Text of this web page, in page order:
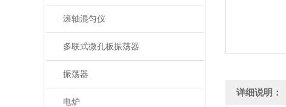
滚轴混匀仪
多联式微孔板振荡器
振荡器
电炉
详细说明：